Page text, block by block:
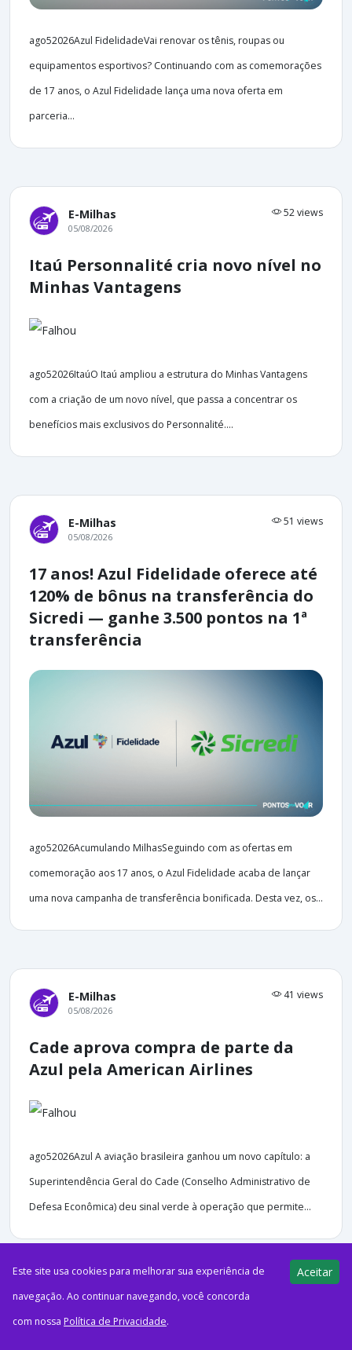
ago52026Azul FidelidadeVai renovar os tênis, roupas ou
equipamentos esportivos? Continuando com as comemorações
de 17 anos, o Azul Fidelidade lança uma nova oferta em
parceria...
E-Milhas 52 views
05/08/2026
Itaú Personnalité cria novo nível no
Minhas Vantagens
ago52026ItaúO Itaú ampliou a estrutura do Minhas Vantagens
com a criação de um novo nível, que passa a concentrar os
benefícios mais exclusivos do Personnalité....
E-Milhas 51 views
05/08/2026
17 anos! Azul Fidelidade oferece até
120% de bônus na transferência do
Sicredi — ganhe 3.500 pontos na 1ª
transferência
ago52026Acumulando MilhasSeguindo com as ofertas em
comemoração aos 17 anos, o Azul Fidelidade acaba de lançar
uma nova campanha de transferência bonificada. Desta vez, os...
E-Milhas 41 views
05/08/2026
Cade aprova compra de parte da
Azul pela American Airlines
ago52026Azul A aviação brasileira ganhou um novo capítulo: a
Superintendência Geral do Cade (Conselho Administrativo de
Defesa Econômica) deu sinal verde à operação que permite...
05/08/2026
Este site usa cookies para melhorar sua experiência de
navegação. Ao continuar navegando, você concorda
com nossa Política de Privacidade.
Aceitar